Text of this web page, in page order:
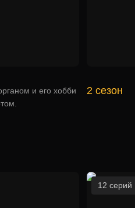
и его хобби
2 сезон
12 серий